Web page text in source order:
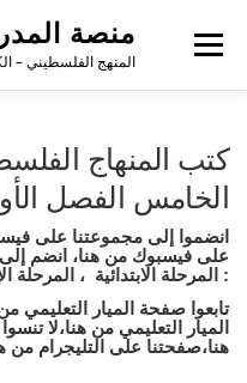
منصة
المنهج الفلسطيني –
القائمة
كتب المنهاج
الخامس الفصل
انضموا إلى مجموعتنا على
على فيسبوك من هنا، انضم
:
المرحلة الابتدائية ، المرحلة
تابعوا صفحة الميار التعليمي
الميار التعليمي من هنا،لا
هنا،صفحتنا على التليجرام من